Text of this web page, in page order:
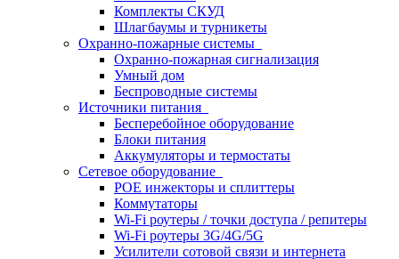
Комплекты СКУД
Шлагбаумы и турникеты
Охранно-пожарные системы
Охранно-пожарная сигнализация
Умный дом
Беспроводные системы
Источники питания
Бесперебойное оборудование
Блоки питания
Аккумуляторы и термостаты
Сетевое оборудование
POE инжекторы и сплиттеры
Коммутаторы
Wi-Fi роутеры / точки доступа / репитеры
Wi-Fi роутеры 3G/4G/5G
Усилители сотовой связи и интернета